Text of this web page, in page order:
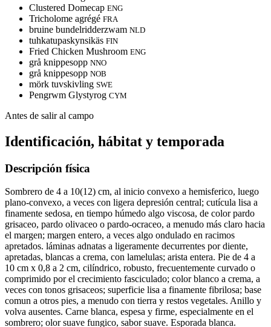
Clustered Domecap ENG
Tricholome agrégé FRA
bruine bundelridderzwam NLD
tuhkatupaskynsikäs FIN
Fried Chicken Mushroom ENG
grå knippesopp NNO
grå knippesopp NOB
mörk tuvskivling SWE
Pengrwm Glystyrog CYM
Antes de salir al campo
Identificación, hábitat y temporada
Descripción física
Sombrero de 4 a 10(12) cm, al inicio convexo a hemisferico, luego
plano-convexo, a veces con ligera depresión central; cutícula lisa a
finamente sedosa, en tiempo húmedo algo viscosa, de color pardo
grisaceo, pardo olivaceo o pardo-ocraceo, a menudo más claro hacia
el margen; margen entero, a veces algo ondulado en racimos
apretados. láminas adnatas a ligeramente decurrentes por diente,
apretadas, blancas a crema, con lamelulas; arista entera. Pie de 4 a
10 cm x 0,8 a 2 cm, cilíndrico, robusto, frecuentemente curvado o
comprimido por el crecimiento fasciculado; color blanco a crema, a
veces con tonos grisaceos; superficie lisa a finamente fibrilosa; base
comun a otros pies, a menudo con tierra y restos vegetales. Anillo y
volva ausentes. Carne blanca, espesa y firme, especialmente en el
sombrero; olor suave fungico, sabor suave. Esporada blanca.